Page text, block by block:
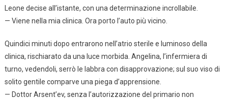
Leone decise all’istante, con una determinazione incrollabile.
— Viene nella mia clinica. Ora porto l’auto più vicino.
Quindici minuti dopo entrarono nell’atrio sterile e luminoso della
clinica, rischiarato da una luce morbida. Angelina, l’infermiera di
turno, vedendoli, serrò le labbra con disapprovazione; sul suo viso di
solito gentile comparve una piega d’apprensione.
— Dottor Arsent’ev, senza l’autorizzazione del primario non